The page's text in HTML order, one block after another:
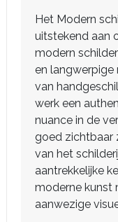
Het Modern
uitstekend aan
modern
en langwerpige
van
werk een
nuance in de
goed zichtbaar
van het
aantrekkelijke
moderne kunst
aanwezige